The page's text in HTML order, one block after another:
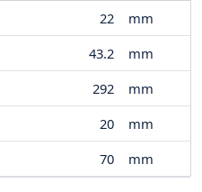
22
mm
43.2
mm
292
mm
20
mm
70 mm